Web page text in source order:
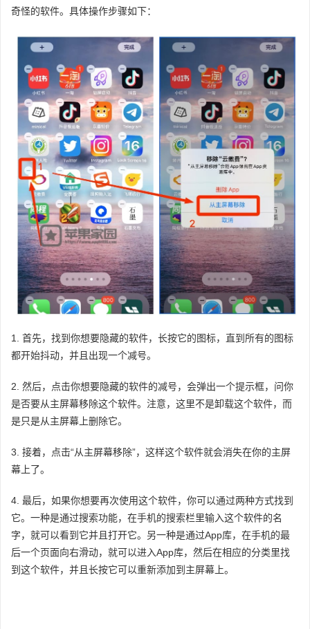
奇怪的软件。具体操作步骤如下：
1. 首先，找到你想要隐藏的软件，长按它的图标，直到所有的图标
都开始抖动，并且出现一个减号。
2. 然后，点击你想要隐藏的软件的减号，会弹出一个提示框，问你
是否要从主屏幕移除这个软件。注意，这里不是卸载这个软件，而
是只是从主屏幕上删除它。
3. 接着，点击“从主屏幕移除”，这样这个软件就会消失在你的主屏
幕上了。
4. 最后，如果你想要再次使用这个软件，你可以通过两种方式找到
它。一种是通过搜索功能，在手机的搜索栏里输入这个软件的名
字，就可以看到它并且打开它。另一种是通过App库，在手机的最
后一个页面向右滑动，就可以进入App库，然后在相应的分类里找
到这个软件，并且长按它可以重新添加到主屏幕上。